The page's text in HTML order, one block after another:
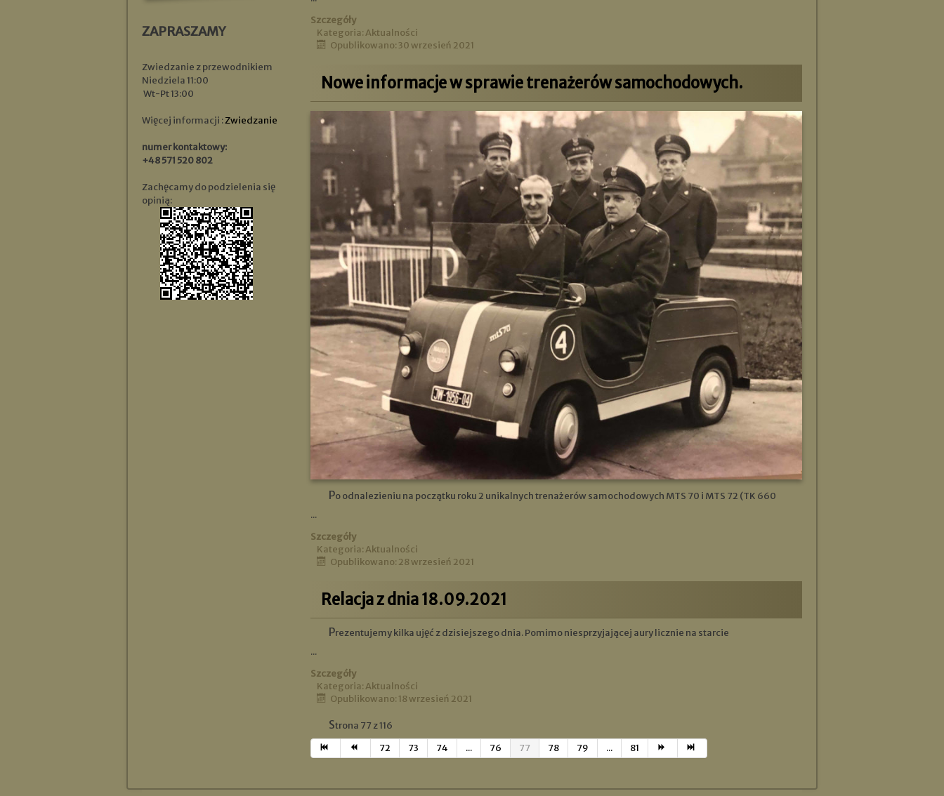
ZAPRASZAMY
Zwiedzanie z przewodnikiem
Niedziela 11:00
Wt-Pt 13:00
Więcej informacji :Zwiedzanie
numer kontaktowy:
+48 571 520 802
Zachęcamy do podzielenia się
opinią:
Szczegóły
Kategoria:Aktualności
Opublikowano: 30 wrzesień 2021
Nowe informacje w sprawie trenażerów samochodowych.
Po odnalezieniu na początku roku 2 unikalnych trenażerów samochodowych MTS 70 i MTS 72 (TK 660
...
Szczegóły
Kategoria:Aktualności
Opublikowano: 28 wrzesień 2021
Relacja z dnia 18.09.2021
Prezentujemy kilka ujęć z dzisiejszego dnia. Pomimo niesprzyjającej aury licznie na starcie
...
Szczegóły
Kategoria:Aktualności
Opublikowano: 18 wrzesień 2021
Strona 77 z 116
72
73 74 ... 76 77 78 79 ... 81